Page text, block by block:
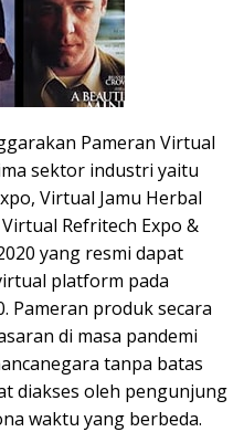
Pameran Virtual
sektor industri yaitu
Virtual Jamu Herbal
Refritech Expo &
yang resmi dapat
platform pada
Pameran produk secara
di masa pandemi
tanpa batas
diakses oleh pengunjung
waktu yang berbeda.